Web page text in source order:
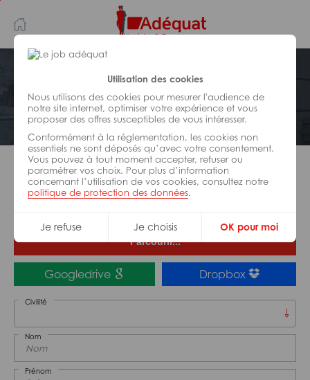
Utilisation des cookies
Nous utilisons des cookies pour mesurer l'audience de
notre site internet, optimiser votre expérience et vous
proposer des offres susceptibles de vous intéresser.
Conformément à la réglementation, les cookies non
essentiels ne sont déposés qu’avec votre consentement.
Vous pouvez à tout moment accepter, refuser ou
paramétrer vos choix. Pour plus d’information
concernant l’utilisation de vos cookies, consultez notre
politique de protection des données.
Je refuse Je choisis OK pour moi
au
contenu
principal
navigation
Ma candidature
Menuisier H/F
Tu es à 30 secondes de décrocher le job
Adéquat,
Parcourir...
Googledrive Dropbox
Civilité
Nom
Prénom